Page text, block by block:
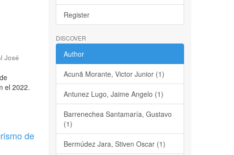
José
el 2022.
de
Register
DISCOVER
Author
Acunã Morante, Victor Junior (1)
Antunez Lugo, Jaime Angelo (1)
Barrenechea Santamaría, Gustavo
(1)
Bermúdez Jara, Stiven Oscar (1)